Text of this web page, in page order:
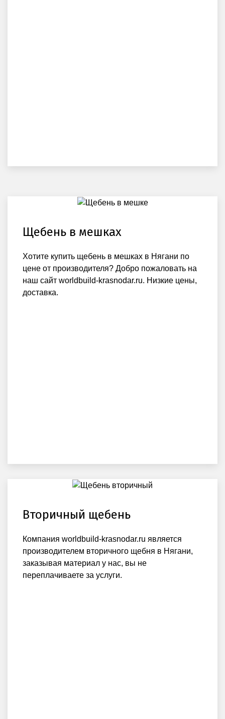
Щебень в мешках
Хотите купить щебень в мешках в Нягани по
цене от производителя? Добро пожаловать на
наш сайт worldbuild-krasnodar.ru. Низкие цены,
доставка.
Вторичный щебень
Компания worldbuild-krasnodar.ru является
производителем вторичного щебня в Нягани,
заказывая материал у нас, вы не
переплачиваете за услуги.